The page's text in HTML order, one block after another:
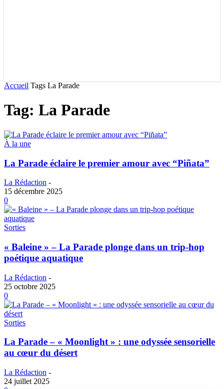
Accueil Tags La Parade
Tag: La Parade
À la une
La Parade éclaire le premier amour avec “Piñata”
La Rédaction -
15 décembre 2025
0
Sorties
« Baleine » – La Parade plonge dans un trip-hop
poétique aquatique
La Rédaction -
25 octobre 2025
0
Sorties
La Parade – « Moonlight » : une odyssée sensorielle
au cœur du désert
La Rédaction -
24 juillet 2025